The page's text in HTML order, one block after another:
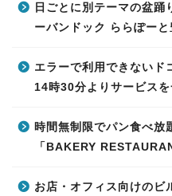
日ごとに別テーマの盆
ーバンドック ららぽー
エラーで利用できないド
14時30分よりサービスを
時間無制限でパン食べ放
「BAKERY
お店・オフィス向けのビ